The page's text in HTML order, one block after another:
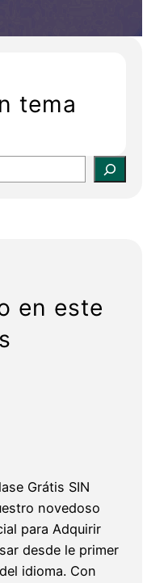
tema
en este
Grátis SIN
novedoso
para Adquirir
desde le primer
idioma. Con